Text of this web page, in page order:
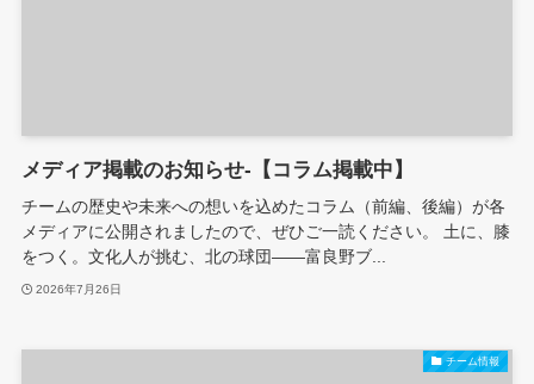
メディア掲載のお知らせ-【コラム掲載中】
チームの歴史や未来への想いを込めたコラム（前編、後編）が各
メディアに公開されましたので、ぜひご一読ください。 土に、膝
をつく。文化人が挑む、北の球団――富良野ブ...
2026年7月26日
チーム情報